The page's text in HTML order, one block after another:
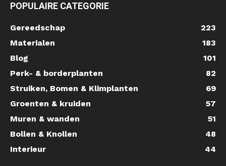
POPULAIRE CATEGORIE
Gereedschap
223
Materialen
183
Blog
101
Perk- & borderplanten
82
Struiken, Bomen & Klimplanten
69
Groenten & kruiden
57
Muren & wanden
51
Bollen & Knollen
48
Interieur
44